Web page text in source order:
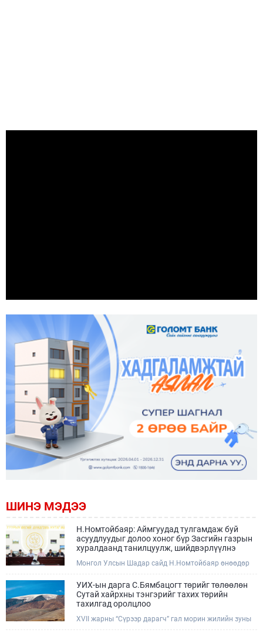
ШИНЭ МЭДЭЭ
Н.Номтойбаяр: Аймгуудад тулгамдаж буй
асуудлуудыг долоо хоног бүр Засгийн газрын
хуралдаанд танилцуулж, шийдвэрлүүлнэ
Монгол Улсын Шадар сайд Н.Номтойбаяр өнөөдөр
сайдын 10 дугаар албан даалгавар, Улсын Онцгой
комиссын даргын 3 дугаар тушаалын хүрээнд
Өмнөговь аймагт байгаль орчин, уул уурхайн 358
зөрчил илрүүлж, 200 гаруйг нь арилгуулаад байна.
УИХ-ын дарга С.Бямбацогт төрийг төлөөлөн
Сутай хайрхны тэнгэрийг тахих төрийн
тахилгад оролцлоо
XVII жарны “Сүрээр дарагч” гал морин жилийн зуны